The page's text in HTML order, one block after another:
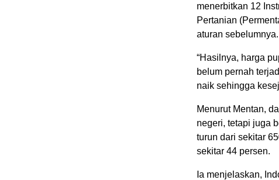
menerbitkan 12
Pertanian
aturan sebelumnya.
“Hasilnya, harga
belum pernah
naik sehingga
Menurut Mentan,
negeri, tetapi juga
turun dari sekitar
sekitar 44 persen.
Ia menjelaskan,